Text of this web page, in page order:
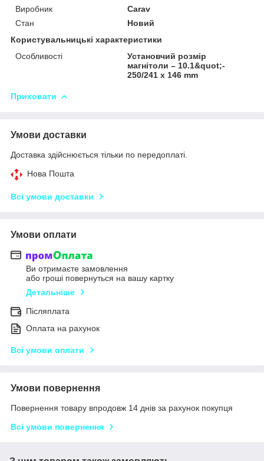
Виробник
Carav
Стан
Новий
Користувальницькі характеристики
Особливості
Установчий розмір
магнітоли – 10.1&quot;-
250/241 х 146 mm
Приховати
Умови доставки
Доставка здійснюється тільки по передоплаті.
Нова Пошта
Всі умови доставки
Умови оплати
Ви отримаєте замовлення
або гроші повернуться на вашу картку
Детальніше
Післяплата
Оплата на рахунок
Всі умови оплати
Умови повернення
Повернення товару впродовж 14 днів за рахунок покупця
Всі умови повернення